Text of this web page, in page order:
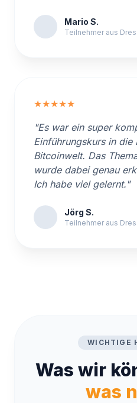
Mario S.
Teilnehmer aus
★★★★★
"Es war ein super
Einführungskurs in die
Bitcoinwelt. Das
wurde dabei genau
Ich habe viel gelernt."
Jörg S.
Teilnehmer aus
WICHTIGE
Was wir
was